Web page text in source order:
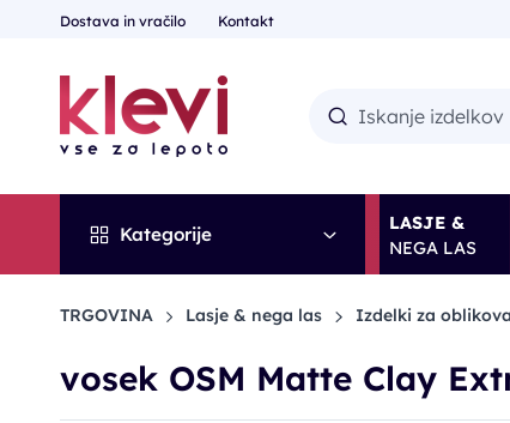
Dostava in vračilo Kontakt
Kategorije
LASJE &
NEGA LAS
TRGOVINA Lasje & nega las Izdelki za
vosek OSM Matte Clay